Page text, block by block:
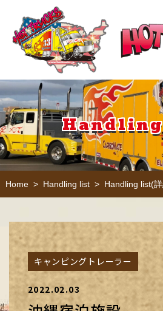
Home > Handling list > Handling list(
キャンピングトレーラー
2022.02.03